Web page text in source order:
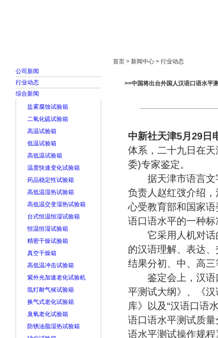
公司新闻
行业动态
综合新闻
盐雾腐蚀试验箱
二氧化硫试验箱
高温试验箱
低温试验箱
高低温试验箱
温度快速变化试验箱
药品稳定性试验箱
高低温湿热试验箱
高低温交变湿热试验箱
台式恒温恒湿试验箱
恒温恒湿试验箱
精密干燥试验箱
真空干燥箱
高低温冲击试验箱
紫外光加速老化试验机
氙灯耐气候试验箱
换气式老化试验箱
臭氧老化试验箱
防锈油脂湿热试验箱
首页 > 新闻中心 > 行业动态
>>中国将出台外国人汉语口语水平
中新社天津5月29日
体系，二十九日在
委)专家鉴定。
据天津市语言文
负责人赵红弢介绍
心受教育部和国家
语口语水平的一种
它采用人机对话
的汉语理解、表达
结果分初、中、高
鉴定会上，汉语
平测试大纲》、《
库》以及“汉语口语
语口语水平测试质量
语水平测试操作规程